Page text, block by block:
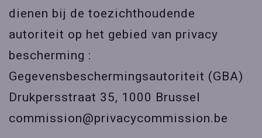
dienen bij de toezichthoudende
autoriteit op het gebied van privacy
bescherming :
Gegevensbeschermingsautoriteit (GBA)
Drukpersstraat 35, 1000 Brussel
commission@privacycommission.be